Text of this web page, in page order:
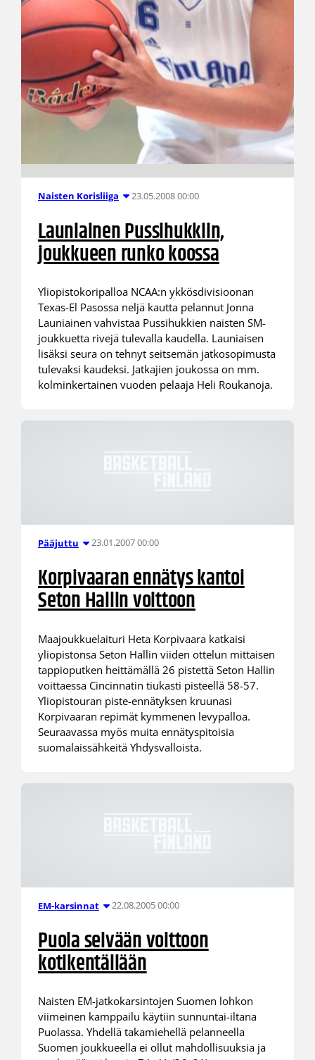
Naisten Korisliiga 23.05.2008 00:00
Launiainen Pussihukkiin,
joukkueen runko koossa
Yliopistokoripalloa NCAA:n ykkösdivisioonan
Texas-El Pasossa neljä kautta pelannut Jonna
Launiainen vahvistaa Pussihukkien naisten SM-
joukkuetta rivejä tulevalla kaudella. Launiaisen
lisäksi seura on tehnyt seitsemän jatkosopimusta
tulevaksi kaudeksi. Jatkajien joukossa on mm.
kolminkertainen vuoden pelaaja Heli Roukanoja.
Pääjuttu 23.01.2007 00:00
Korpivaaran ennätys kantoi
Seton Hallin voittoon
Maajoukkuelaituri Heta Korpivaara katkaisi
yliopistonsa Seton Hallin viiden ottelun mittaisen
tappioputken heittämällä 26 pistettä Seton Hallin
voittaessa Cincinnatin tiukasti pisteellä 58-57.
Yliopistouran piste-ennätyksen kruunasi
Korpivaaran repimät kymmenen levypalloa.
Seuraavassa myös muita ennätyspitoisia
suomalaissähkeitä Yhdysvalloista.
EM-karsinnat 22.08.2005 00:00
Puola selvään voittoon
kotikentällään
Naisten EM-jatkokarsintojen Suomen lohkon
viimeinen kamppailu käytiin sunnuntai-iltana
Puolassa. Yhdellä takamiehellä pelanneella
Suomen joukkueella ei ollut mahdollisuuksia ja